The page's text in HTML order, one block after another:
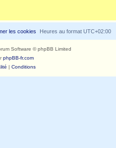
Heures au format UTC+02:00
les cookies
Software © phpBB Limited
phpBB-fr.com
| Conditions